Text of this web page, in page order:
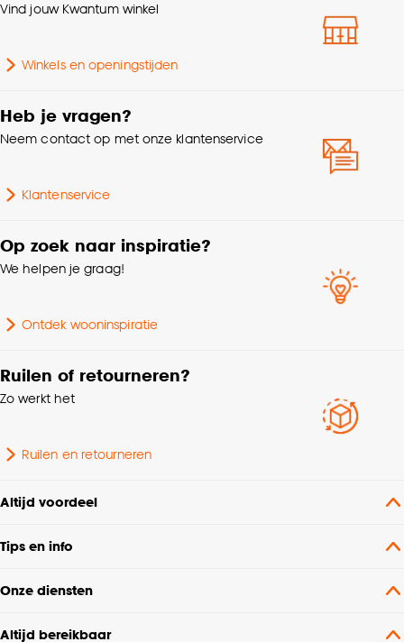
Vind jouw Kwantum winkel
Winkels en openingstijden
Heb je vragen?
Neem contact op met onze klantenservice
Klantenservice
Op zoek naar inspiratie?
We helpen je graag!
Ontdek wooninspiratie
Ruilen of retourneren?
Zo werkt het
Ruilen en retourneren
Altijd voordeel
Tips en info
Onze diensten
Altijd bereikbaar